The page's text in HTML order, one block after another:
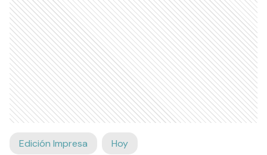
Edición Impresa Hoy